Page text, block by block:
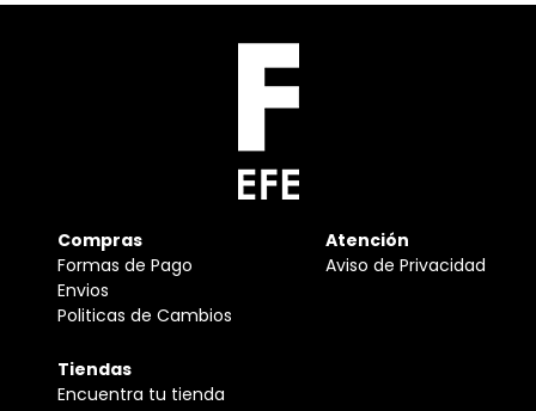
Compras
Formas de Pago
Envios
Politicas de Cambios
Atención
Aviso de Privacidad
Tiendas
Encuentra tu tienda